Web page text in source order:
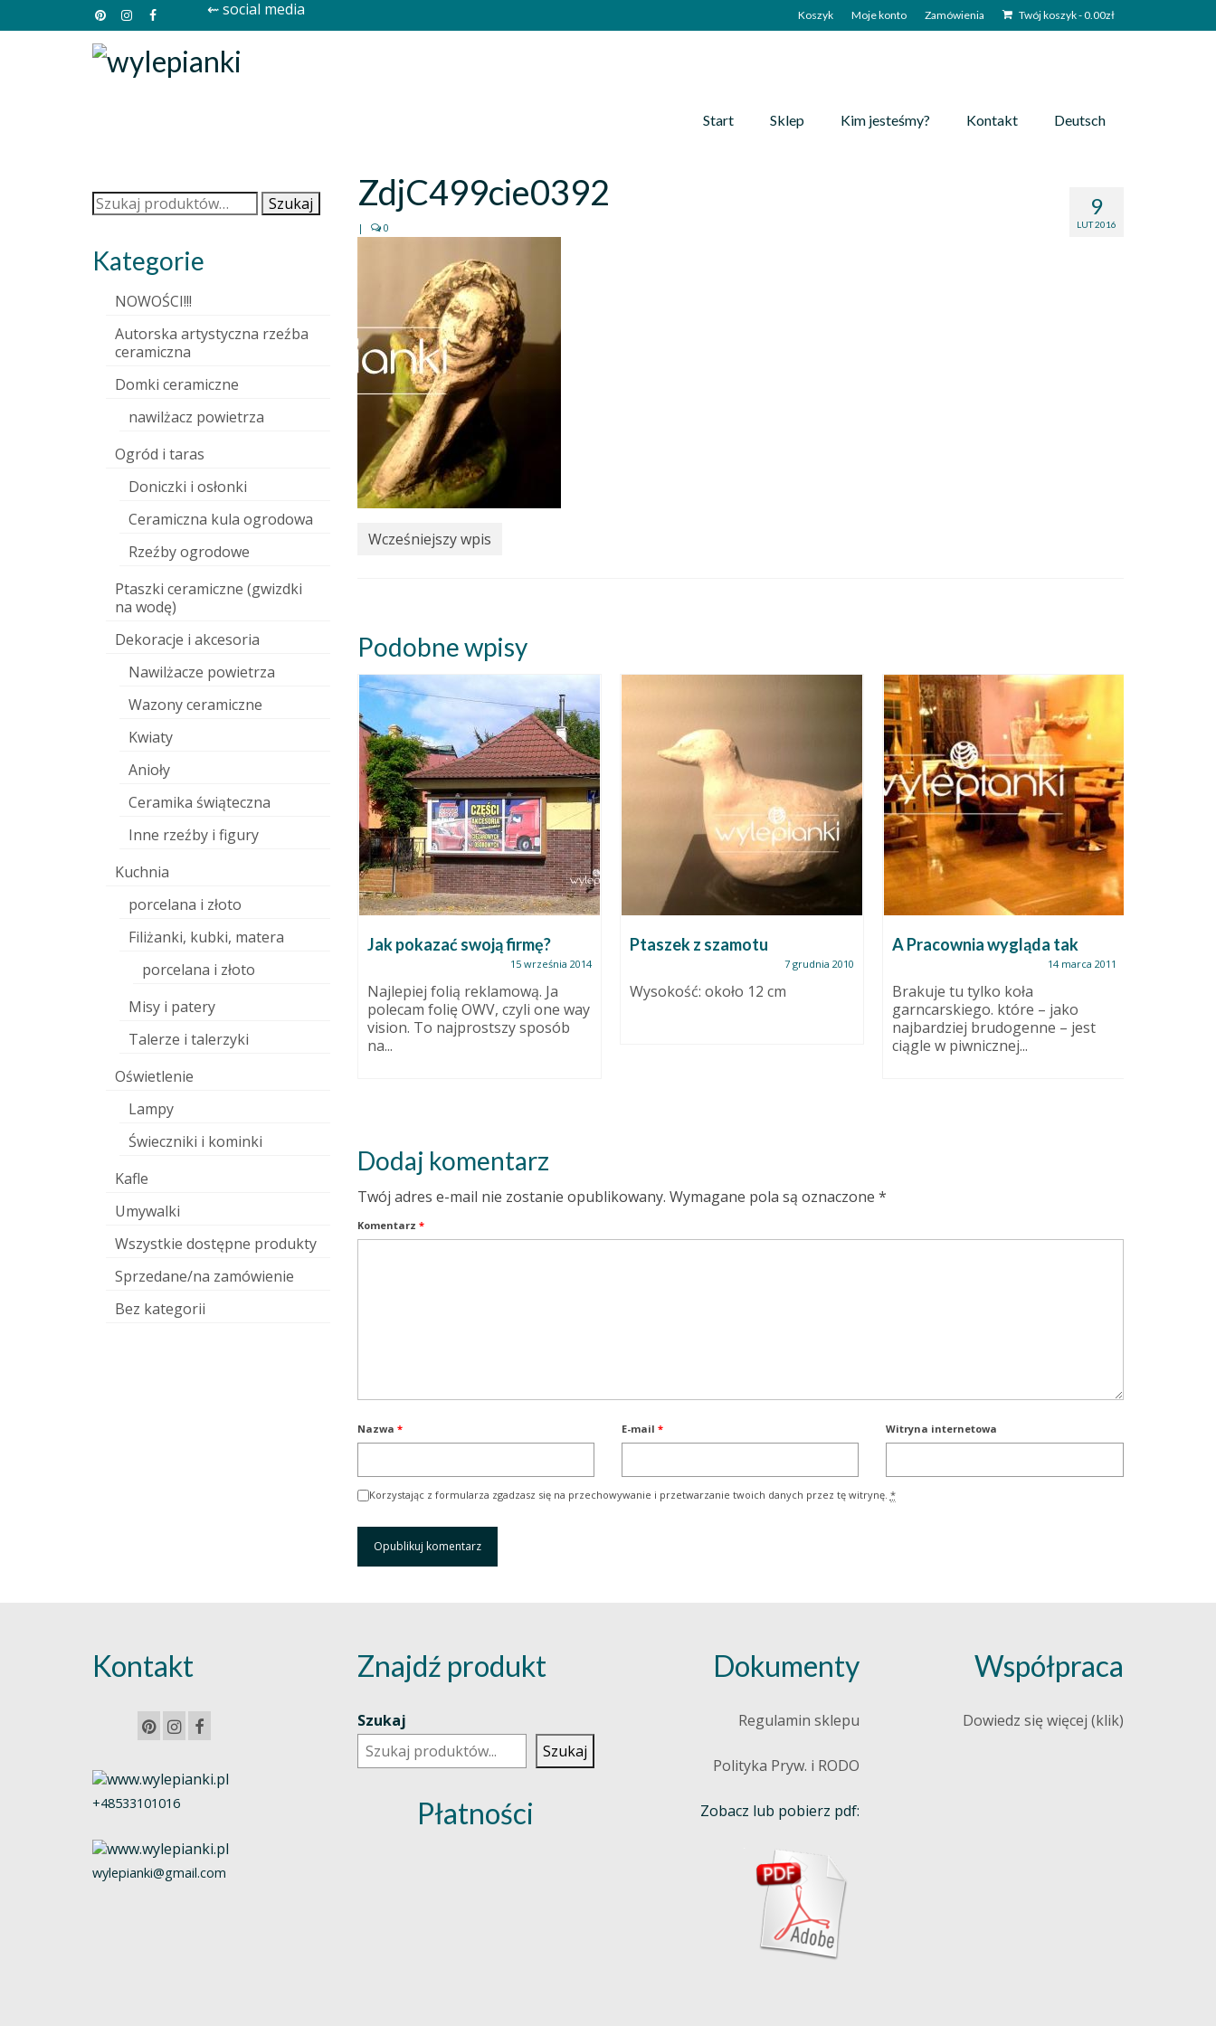
Koszyk Moje konto Zamówienia Twój koszyk-0.00zł
⇜ social media
Start Sklep Kim jesteśmy? Kontakt Deutsch
9
LUT 2016
ZdjC499cie0392
| 0
Wcześniejszy wpis
Podobne wpisy
Pamiętacie o ogrodach?
kiermaszu, który wygląda jak
działkowców i innych
Jak pokazać swoją firmę?
15 września 2014
Najlepiej folią reklamową. Ja
polecam folię OWV, czyli one way
vision. To najprostszy sposób
na...
Ptaszek z szamotu
7 grudnia 2010
Wysokość: około 12 cm
A Pracownia wygląda tak
14 marca 2011
Brakuje tu tylko koła
garncarskiego. które – jako
najbardziej brudogenne – jest
ciągle w piwnicznej...
Dodaj komentarz
Twój adres e-mail nie zostanie opublikowany. Wymagane pola są oznaczone *
Komentarz *
Nazwa * E-mail * Witryna internetowa
Korzystając z formularza zgadzasz się na przechowywanie i przetwarzanie twoich danych przez tę witrynę. *
Szukaj: Szukaj
Kategorie
NOWOŚCI!!!
Autorska artystyczna rzeźba
ceramiczna
Domki ceramiczne
nawilżacz powietrza
Ogród i taras
Doniczki i osłonki
Ceramiczna kula ogrodowa
Rzeźby ogrodowe
Ptaszki ceramiczne (gwizdki
na wodę)
Dekoracje i akcesoria
Nawilżacze powietrza
Wazony ceramiczne
Kwiaty
Anioły
Ceramika świąteczna
Inne rzeźby i figury
Kuchnia
porcelana i złoto
Filiżanki, kubki, matera
porcelana i złoto
Misy i patery
Talerze i talerzyki
Oświetlenie
Lampy
Świeczniki i kominki
Kafle
Umywalki
Wszystkie dostępne produkty
Sprzedane/na zamówienie
Bez kategorii
Kontakt
+48533101016
wylepianki@gmail.com
Znajdź produkt
Szukaj
Szukaj
Płatności
Dokumenty
Regulamin sklepu
Polityka Pryw. i RODO
Zobacz lub pobierz pdf:
Współpraca
Dowiedz się więcej (klik)